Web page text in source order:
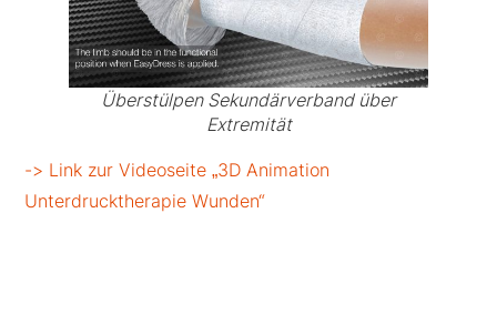
Überstülpen Sekundärverband über
Extremität
-> Link zur Videoseite „3D Animation
Unterdrucktherapie Wunden“